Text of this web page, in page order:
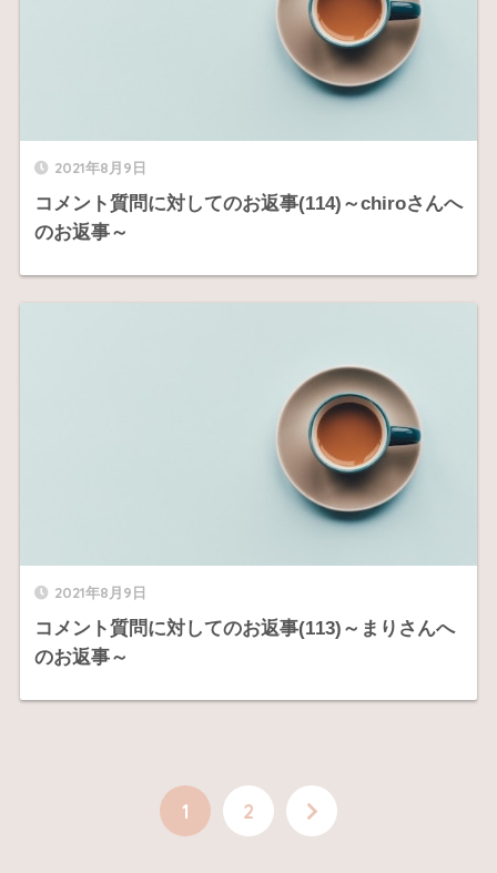
2021年8月9日
コメント質問に対してのお返事(114)～chiroさんへ
のお返事～
2021年8月9日
コメント質問に対してのお返事(113)～まりさんへ
のお返事～
1 2